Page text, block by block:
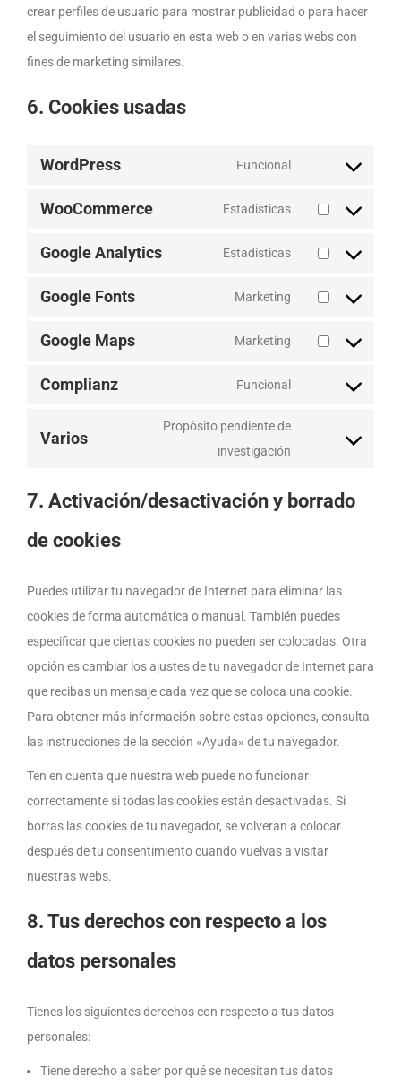
crear perfiles de usuario para mostrar publicidad o para hacer
el seguimiento del usuario en esta web o en varias webs con
fines de marketing similares.
6. Cookies usadas
WordPress
Funcional
wordpress
WooCommerce
Estadísticas
woocommerce
Google Analytics
Estadísticas
google-
Google Fonts
Marketing
Google Maps
Marketing
Complianz
Funcional
Varios
Propósito pendiente de
investigación
service
7. Activación/desactivación y borrado
de cookies
Puedes utilizar tu navegador de Internet para eliminar las
cookies de forma automática o manual. También puedes
especificar que ciertas cookies no pueden ser colocadas. Otra
opción es cambiar los ajustes de tu navegador de Internet para
que recibas un mensaje cada vez que se coloca una cookie.
Para obtener más información sobre estas opciones, consulta
las instrucciones de la sección «Ayuda» de tu navegador.
Ten en cuenta que nuestra web puede no funcionar
correctamente si todas las cookies están desactivadas. Si
borras las cookies de tu navegador, se volverán a colocar
después de tu consentimiento cuando vuelvas a visitar
nuestras webs.
8. Tus derechos con respecto a los
datos personales
Tienes los siguientes derechos con respecto a tus datos
personales:
Tiene derecho a saber por qué se necesitan tus datos